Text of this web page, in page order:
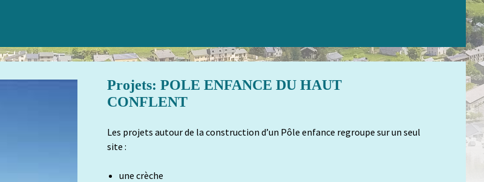
Projets: POLE ENFANCE DU HAUT
CONFLENT
Les projets autour de la construction d’un Pôle enfance regroupe sur un seul
site :
une crèche